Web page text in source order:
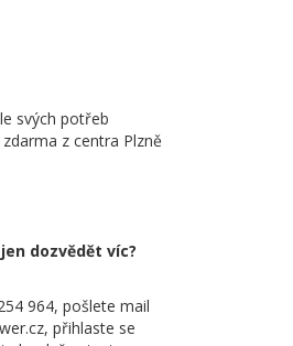
svých potřeb
z centra Plzně
dozvědět víc?
964, pošlete mail
přihlaste se